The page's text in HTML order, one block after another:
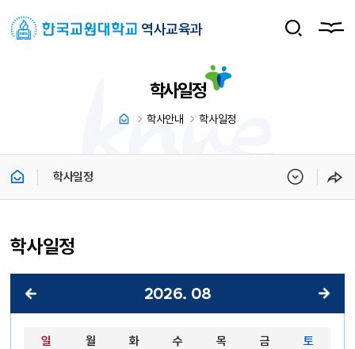
역사교육과
학사일정
학사안내 학사일정
학사일정
학사일정
2026. 08
일 월 화 수 목 금 토